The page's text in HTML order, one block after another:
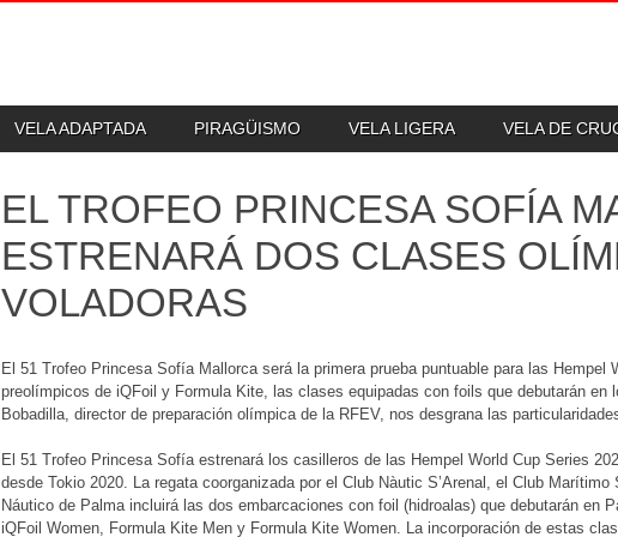
VELA ADAPTADA PIRAGÜISMO VELA LIGERA VELA DE
EL TROFEO PRINCESA SOFÍA
ESTRENARÁ DOS CLASES
VOLADORAS
El 51 Trofeo Princesa Sofía Mallorca será la primera prueba puntuable para las Hempel
preolímpicos de iQFoil y Formula Kite, las clases equipadas con foils que debutarán
Bobadilla, director de preparación olímpica de la RFEV, nos desgrana las
El 51 Trofeo Princesa Sofía estrenará los casilleros de las Hempel World Cup Series
desde Tokio 2020. La regata coorganizada por el Club Nàutic S’Arenal, el Club
Náutico de Palma incluirá las dos embarcaciones con foil (hidroalas) que debutarán en
iQFoil Women, Formula Kite Men y Formula Kite Women. La incorporación de estas